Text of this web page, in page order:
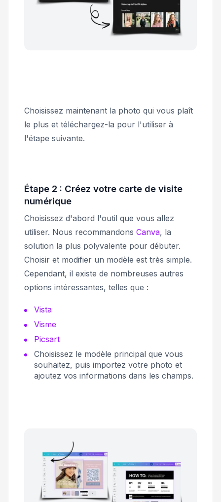
Choisissez maintenant la photo qui vous plaît
le plus et téléchargez-la pour l'utiliser à
l'étape suivante.
Étape 2 : Créez votre carte de visite
numérique
Choisissez d'abord l'outil que vous allez
utiliser. Nous recommandons Canva, la
solution la plus polyvalente pour débuter.
Choisir et modifier un modèle est très simple.
Cependant, il existe de nombreuses autres
options intéressantes, telles que :
Vista
Visme
Picsart
Choisissez le modèle principal que vous
souhaitez, puis importez votre photo et
ajoutez vos informations dans les champs.